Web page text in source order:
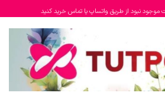
موجود نبود از طریق واتساپ یا تماس خرید کنید